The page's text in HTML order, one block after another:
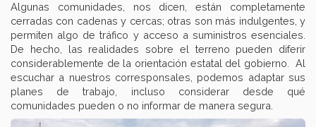
Algunas comunidades, nos dicen, están completamente
cerradas con cadenas y cercas; otras son más indulgentes, y
permiten algo de tráfico y acceso a suministros esenciales.
De hecho, las realidades sobre el terreno pueden diferir
considerablemente de la orientación estatal del gobierno. Al
escuchar a nuestros corresponsales, podemos adaptar sus
planes de trabajo, incluso considerar desde qué
comunidades pueden o no informar de manera segura.